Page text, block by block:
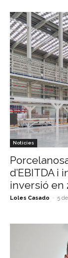
Notícies
d’EBITDA i
inversió en
Loles Casado - 5